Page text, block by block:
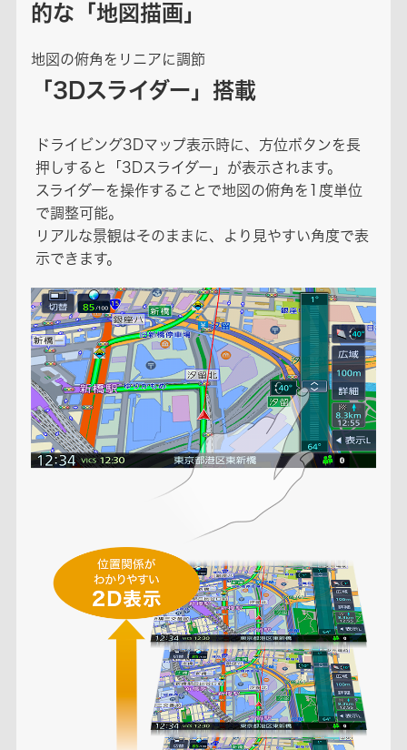
的な「地図描画」
地図の俯角をリニアに調節
「3Dスライダー」搭載
ドライビング3Dマップ表示時に、方位ボタンを長
押しすると「3Dスライダー」が表示されます。
スライダーを操作することで地図の俯角を1度単位
で調整可能。
リアルな景観はそのままに、より見やすい角度で表
示できます。